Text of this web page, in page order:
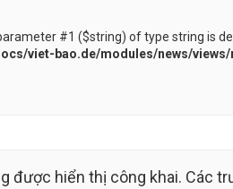
#1 ($string) of type string is
viet-bao.de/modules/news/
được hiển thị công khai. Các